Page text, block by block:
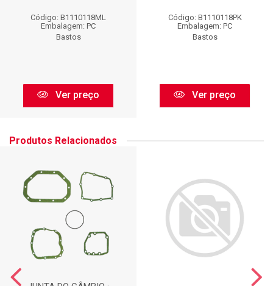
Código: B1110118ML
Embalagem: PC
Bastos
Ver preço
Código: B1110118PK
Embalagem: PC
Bastos
Ver preço
Produtos Relacionados